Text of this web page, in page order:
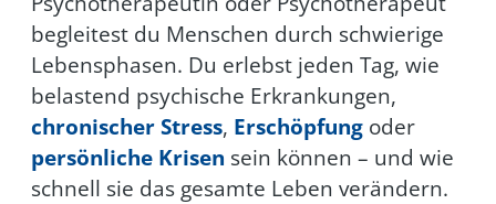
begleitest du Menschen durch schwierige
Lebensphasen. Du erlebst jeden Tag, wie
belastend psychische Erkrankungen,
chronischer Stress, Erschöpfung oder
persönliche Krisen sein können – und wie
schnell sie das gesamte Leben verändern.